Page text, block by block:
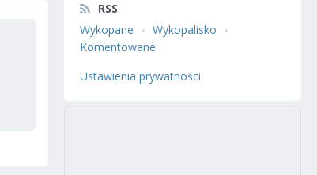
RSS
Wykopane
Wykopalisko
Komentowane
Ustawienia prywatności